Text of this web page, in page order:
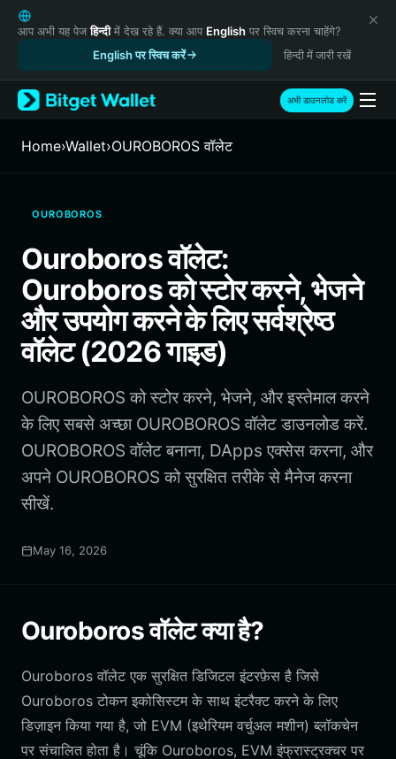
English
日本語
Русский
Español (Latinoamérica)
Türkçe
Italiano
繁體中文
Português (Portugal)
Bahasa Indonesia
ภาษาไทย
Español
Português (Brasil)
Español (Argentina)
आप अभी यह पेजहिन्दीमें देख रहे हैं. क्या आप English पर स्विच करना चाहेंगे?
English पर स्विच करें
हिन्दी में जारी रखें
अभी डाउनलोड करें
Home›Wallet›OUROBOROS वॉलेट
OUROBOROS
Ouroboros वॉलेट:
Ouroboros को स्टोर करने, भेजने
और उपयोग करने के लिए सर्वश्रेष्ठ
वॉलेट (2026 गाइड)
OUROBOROS को स्टोर करने, भेजने, और इस्तेमाल करने
के लिए सबसे अच्छा OUROBOROS वॉलेट डाउनलोड करें.
OUROBOROS वॉलेट बनाना, DApps एक्सेस करना, और
अपने OUROBOROS को सुरक्षित तरीके से मैनेज करना
सीखें.
May 16, 2026
Ouroboros वॉलेट क्या है?
Ouroboros वॉलेट एक सुरक्षित डिजिटल इंटरफ़ेस है जिसे
Ouroboros टोकन इकोसिस्टम के साथ इंटरैक्ट करने के लिए
डिज़ाइन किया गया है, जो EVM (इथेरियम वर्चुअल मशीन) ब्लॉकचेन
पर संचालित होता है। चूंकि Ouroboros, EVM इंफ्रास्ट्रक्चर पर